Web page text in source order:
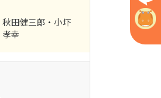
秋田健三郎・小圷
孝幸